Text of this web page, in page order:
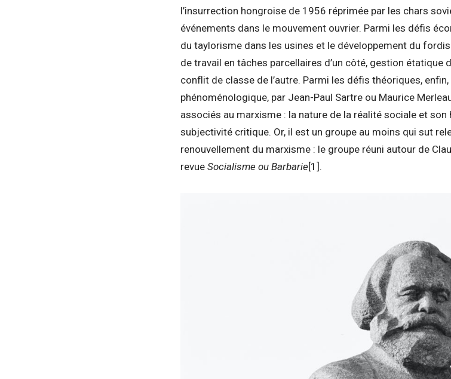
l’insurrection hongroise de 1956 réprimée par les chars
événements dans le mouvement ouvrier. Parmi les défis
du taylorisme dans les usines et le développement du
de travail en tâches parcellaires d’un côté, gestion
conflit de classe de l’autre. Parmi les défis théoriques,
phénoménologique, par Jean-Paul Sartre ou Maurice
associés au marxisme : la nature de la réalité sociale et
subjectivité critique. Or, il est un groupe au moins qui sut
renouvellement du marxisme : le groupe réuni autour de
revue Socialisme ou Barbarie[1] .